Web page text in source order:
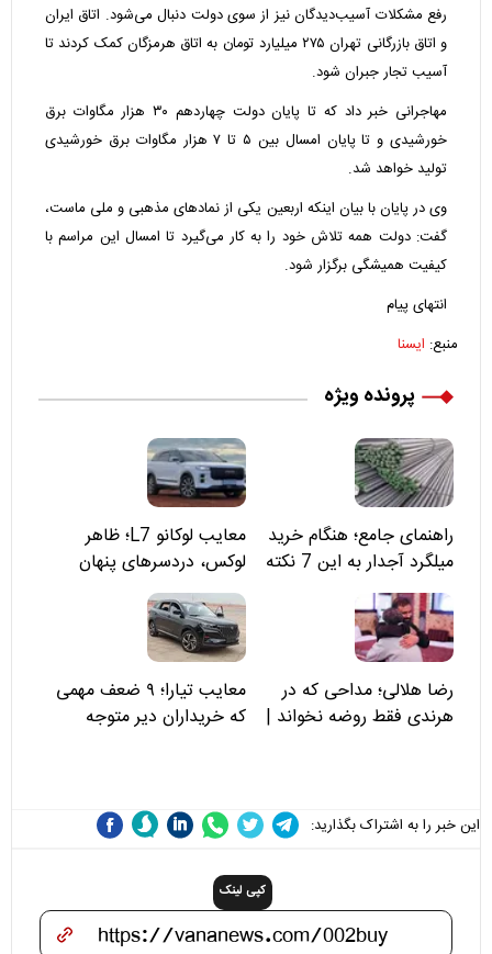
رفع مشکلات آسیب‌دیدگان نیز از سوی دولت دنبال می‌شود. اتاق ایران
و اتاق بازرگانی تهران ۲۷۵ میلیارد تومان به اتاق هرمزگان کمک کردند تا
آسیب تجار جبران شود.
مهاجرانی خبر داد که تا پایان دولت چهاردهم ۳۰ هزار مگاوات برق
خورشیدی و تا پایان امسال بین ۵ تا ۷ هزار مگاوات برق خورشیدی
تولید خواهد شد.
وی در پایان با بیان اینکه اربعین یکی از نمادهای مذهبی و ملی ماست،
گفت: دولت همه تلاش خود را به کار می‌گیرد تا امسال این مراسم با
کیفیت همیشگی برگزار شود.
انتهای پیام
منبع: ایسنا
پرونده ویژه
راهنمای جامع؛ هنگام خرید
میلگرد آجدار به این 7 نکته
توجه کنید
معایب لوکانو L7؛ ظاهر
لوکس، دردسرهای پنهان
رضا هلالی؛ مداحی که در
هرندی فقط روضه نخواند |
معایب تیارا؛ ۹ ضعف مهمی
که خریداران دیر متوجه
این خبر را به اشتراک بگذارید:
کپی لینک